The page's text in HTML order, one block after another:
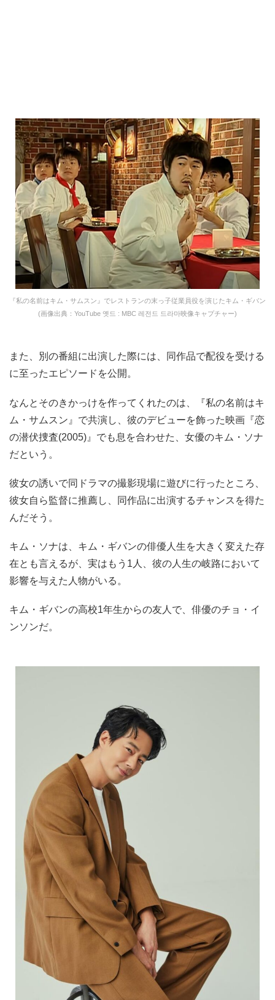
『私の名前はキム・サムスン』でレストランの末っ子従業員役を演じたキム・ギバン
(画像出典：YouTube 옛드 : MBC 레전드 드라마映像キャプチャー)
また、別の番組に出演した際には、同作品で配役を受ける
に至ったエピソードを公開。
なんとそのきかっけを作ってくれたのは、『私の名前はキ
ム・サムスン』で共演し、彼のデビューを飾った映画『恋
の潜伏捜査(2005)』でも息を合わせた、女優のキム・ソナ
だという。
彼女の誘いで同ドラマの撮影現場に遊びに行ったところ、
彼女自ら監督に推薦し、同作品に出演するチャンスを得た
んだそう。
キム・ソナは、キム・ギバンの俳優人生を大きく変えた存
在とも言えるが、実はもう1人、彼の人生の岐路において
影響を与えた人物がいる。
キム・ギバンの高校1年生からの友人で、俳優のチョ・イ
ンソンだ。